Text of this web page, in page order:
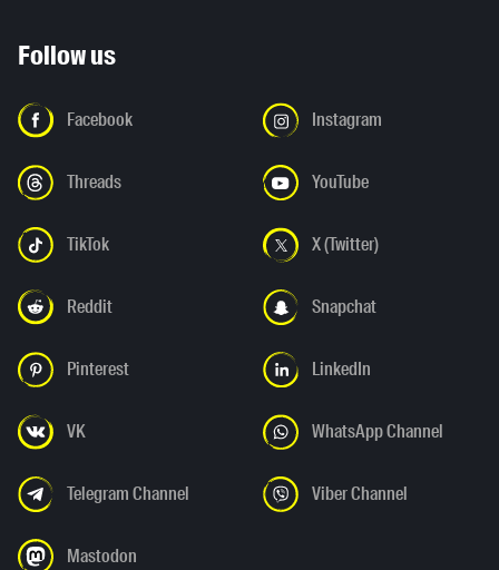
Follow us
Facebook Instagram
Threads YouTube
TikTok X (Twitter)
Reddit Snapchat
Pinterest LinkedIn
VK WhatsApp Channel
Telegram Channel Viber Channel
Mastodon